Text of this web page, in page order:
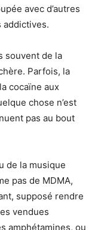
avec d’autres
addictives.
souvent de la
Parfois, la
cocaïne aux
chose n’est
pas au bout
de la musique
pas de MDMA,
supposé rendre
vendues
amphétamines, ou